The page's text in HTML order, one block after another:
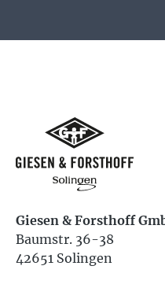
Giesen & Forsthoff
Baumstr. 36-38
42651 Solingen